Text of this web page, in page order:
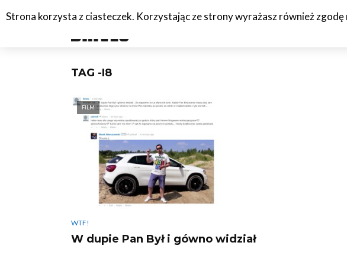
CZTERY
TAG -I8
FILM
WTF!
W dupie Pan Był i gówno widział
Strona korzysta z ciasteczek. Korzystając ze strony wyrażasz również